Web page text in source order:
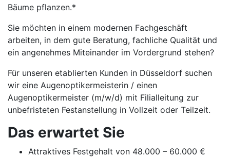
Bäume pflanzen.*
Sie möchten in einem modernen Fachgeschäft
arbeiten, in dem gute Beratung, fachliche Qualität und
ein angenehmes Miteinander im Vordergrund stehen?
Für unseren etablierten Kunden in Düsseldorf suchen
wir eine Augenoptikermeisterin / einen
Augenoptikermeister (m/w/d) mit Filialleitung zur
unbefristeten Festanstellung in Vollzeit oder Teilzeit.
Das erwartet Sie
Attraktives Festgehalt von 48.000 – 60.000 €